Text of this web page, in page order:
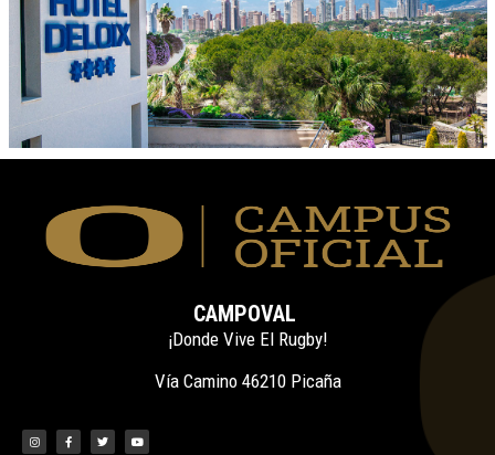
CAMPOVAL
¡Donde Vive El Rugby!
Vía Camino 46210 Picaña